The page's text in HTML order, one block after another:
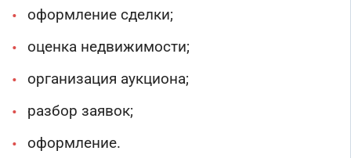
оформление сделки;
оценка недвижимости;
организация аукциона;
разбор заявок;
оформление.